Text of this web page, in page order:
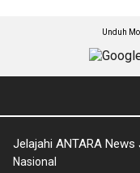
Unduh
Jelajahi ANTARA
Nasional